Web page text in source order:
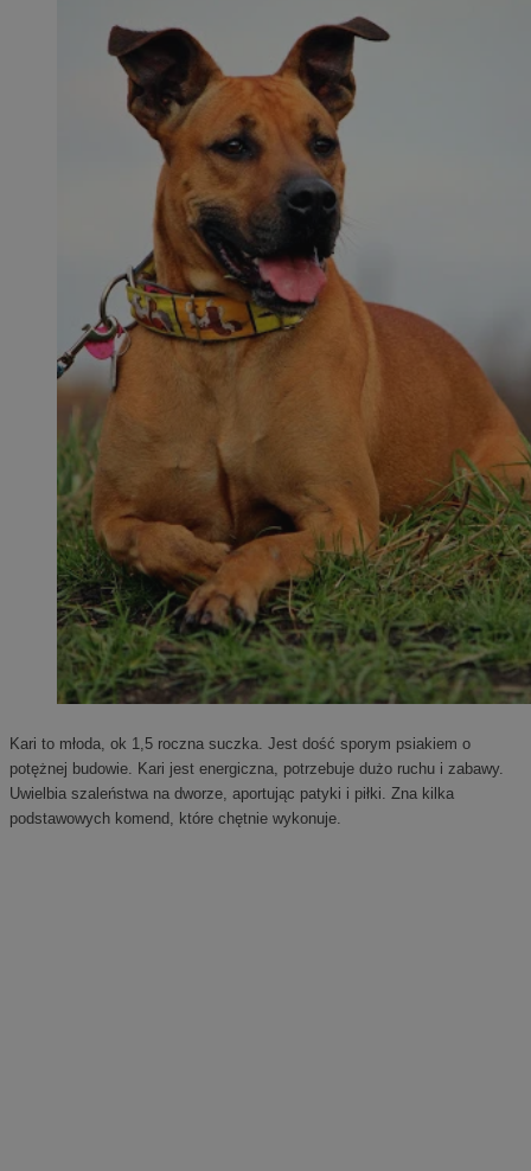
Kari to młoda, ok 1,5 roczna suczka. Jest dość sporym psiakiem o
potężnej budowie. Kari jest energiczna, potrzebuje dużo ruchu i zabawy.
Uwielbia szaleństwa na dworze, aportując patyki i piłki. Zna kilka
podstawowych komend, które chętnie wykonuje.